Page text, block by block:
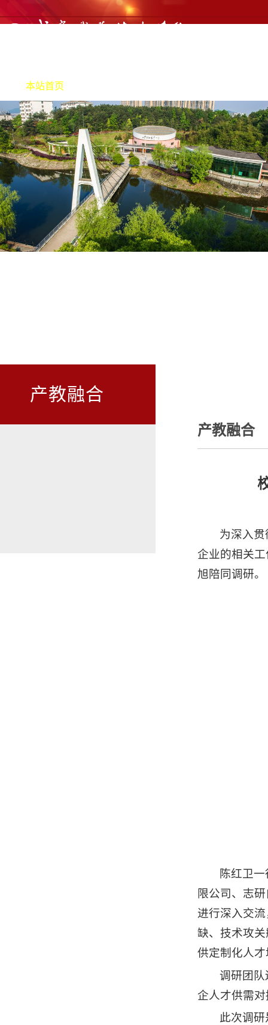
本站首页
产教融合
产教融合
为深入
企业的相关
旭陪同调研。
陈红卫
限公司、志
进行深入交
缺、技术攻
供定制化人
调研团
企人才供需
此次调